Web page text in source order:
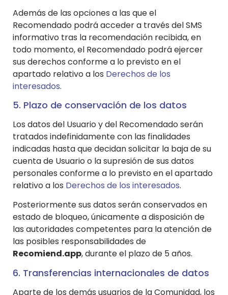
Además de las opciones a las que el
Recomendado podrá acceder a través del SMS
informativo tras la recomendación recibida, en
todo momento, el Recomendado podrá ejercer
sus derechos conforme a lo previsto en el
apartado relativo a los Derechos de los
interesados.
5. Plazo de conservación de los datos
Los datos del Usuario y del Recomendado serán
tratados indefinidamente con las finalidades
indicadas hasta que decidan solicitar la baja de su
cuenta de Usuario o la supresión de sus datos
personales conforme a lo previsto en el apartado
relativo a los Derechos de los interesados.
Posteriormente sus datos serán conservados en
estado de bloqueo, únicamente a disposición de
las autoridades competentes para la atención de
las posibles responsabilidades de
Recomiend.app, durante el plazo de 5 años.
6. Transferencias internacionales de datos
Aparte de los demás usuarios de la Comunidad, los